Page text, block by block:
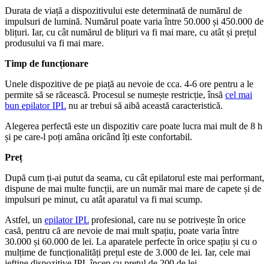
Durata de viață a dispozitivului este determinată de numărul de
impulsuri de lumină. Numărul poate varia între 50.000 și 450.000 de
blițuri. Iar, cu cât numărul de blițuri va fi mai mare, cu atât și prețul
produsului va fi mai mare.
Timp de funcționare
Unele dispozitive de pe piață au nevoie de cca. 4-6 ore pentru a le
permite să se răcească. Procesul se numește restricție, însă cel mai
bun epilator IPL nu ar trebui să aibă această caracteristică.
Alegerea perfectă este un dispozitiv care poate lucra mai mult de 8 h
și pe care-l poți amâna oricând îți este confortabil.
Preț
După cum ți-ai putut da seama, cu cât epilatorul este mai performant,
dispune de mai multe funcții, are un număr mai mare de capete și de
impulsuri pe minut, cu atât aparatul va fi mai scump.
Astfel, un epilator IPL profesional, care nu se potrivește în orice
casă, pentru că are nevoie de mai mult spațiu, poate varia între
30.000 și 60.000 de lei. La aparatele perfecte în orice spațiu și cu o
mulțime de funcționalități prețul este de 3.000 de lei. Iar, cele mai